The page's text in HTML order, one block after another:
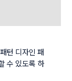
턴 디자인 패
수 있도록 하